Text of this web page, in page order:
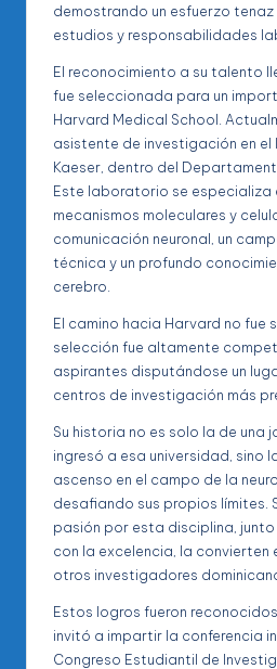
demostrando un esfuerzo
estudios y responsabilidades
El reconocimiento a su talento
fue seleccionada para un
Harvard Medical School.
asistente de investigación en
Kaeser, dentro del
Este laboratorio se especializa
mecanismos moleculares y
comunicación neuronal, un
técnica y un profundo
cerebro.
El camino hacia Harvard no fue
selección fue altamente
aspirantes disputándose un
centros de investigación más
Su historia no es solo la de una
ingresó a esa universidad, sino
ascenso en el campo de la
desafiando sus propios límites.
pasión por esta disciplina,
con la excelencia, la convierten
otros investigadores
Estos logros fueron
invitó a impartir la conferencia
Congreso Estudiantil de